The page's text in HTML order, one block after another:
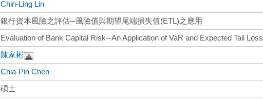
Chin-Ling Lin
銀行資本風險之評估─風險值與期望尾端損失值(ETL)之應用
Evaluation of Bank Capital Risk─An Application of VaR and Expected Tail Loss
陳家彬
Chia-Pin Chen
碩士